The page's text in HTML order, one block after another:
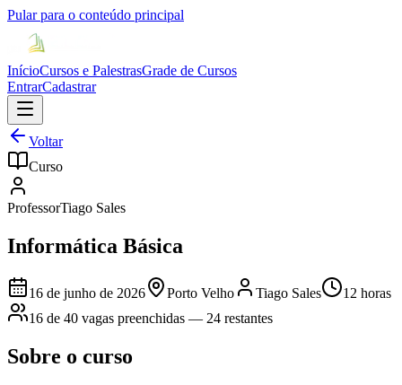
Pular para o conteúdo principal
InícioCursos e PalestrasGrade de Cursos
EntrarCadastrar
Voltar
Curso
ProfessorTiago Sales
Informática Básica
16 de junho de 2026 Porto Velho Tiago Sales 12 horas
16 de 40 vagas preenchidas — 24 restantes
Sobre o curso